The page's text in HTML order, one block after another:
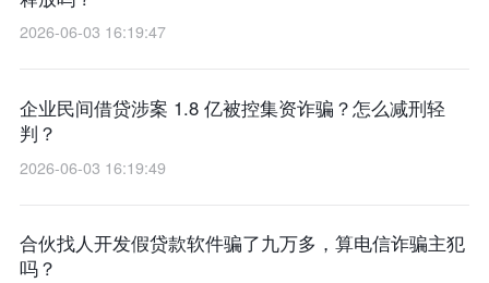
2026-06-03 16:19:47
企业民间借贷涉案 1.8 亿被控集资诈骗？怎么减刑轻
判？
2026-06-03 16:19:49
合伙找人开发假贷款软件骗了九万多，算电信诈骗主犯
吗？